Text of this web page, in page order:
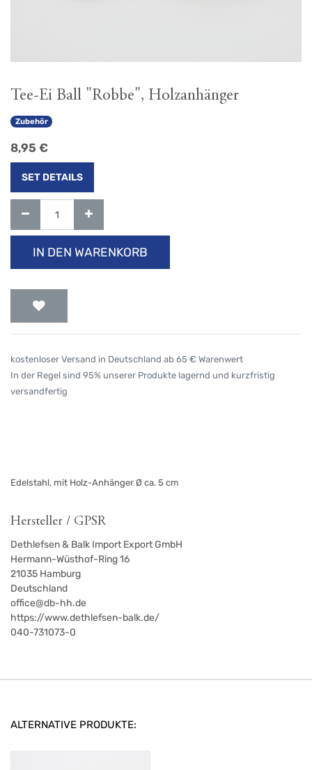
Tee-Ei Ball "Robbe", Holzanhänger
Zubehör
8,95 €
SET DETAILS
IN DEN WARENKORB
kostenloser Versand in Deutschland ab 65 € Warenwert
In der Regel sind 95% unserer Produkte lagernd und kurzfristig
versandfertig
Edelstahl, mit Holz-Anhänger Ø ca. 5 cm
Hersteller / GPSR
Dethlefsen & Balk Import Export GmbH
Hermann-Wüsthof-Ring 16
21035 Hamburg
Deutschland
office@db-hh.de
https://www.dethlefsen-balk.de/
040-731073-0
ALTERNATIVE PRODUKTE: